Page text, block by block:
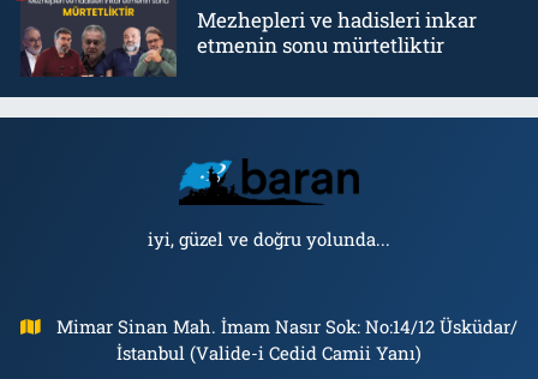
Mezhepleri ve hadisleri inkar
etmenin sonu mürtetliktir
iyi, güzel ve doğru yolunda...
Mimar Sinan Mah. İmam Nasır Sok: No:14/12 Üsküdar/
İstanbul (Valide-i Cedid Camii Yanı)